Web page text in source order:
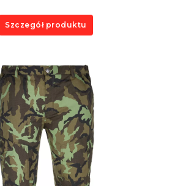
Szczegół produktu